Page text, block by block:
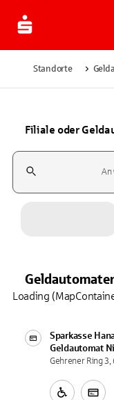
Standorte
Filiale oder
Suchfeld
Sparkasse
Geldautomat
Gehrener Ring
Loading